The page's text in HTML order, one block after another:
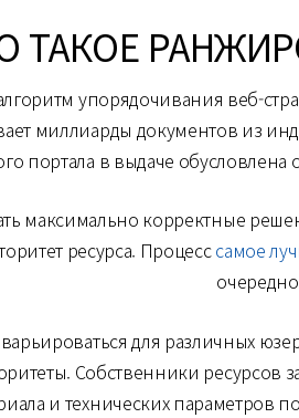
ТАКОЕ
упорядочивания веб-
миллиарды документов из
портала в выдаче
максимально корректные
ресурса. Процесссамое
для различных
Собственники ресурсов
и технических параметров